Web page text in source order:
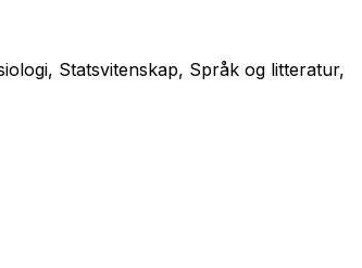
Statsvitenskap, Språk og litteratur,